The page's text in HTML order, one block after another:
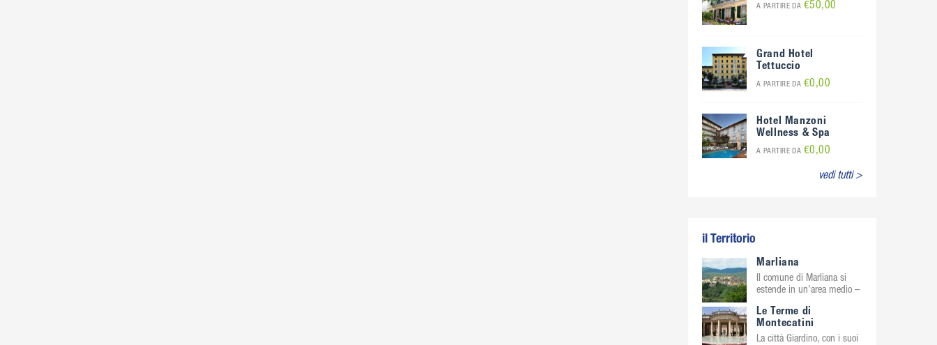
A PARTIRE DA €50,00
Grand Hotel
Tettuccio
A PARTIRE DA €0,00
Hotel Manzoni
Wellness & Spa
A PARTIRE DA €0,00
vedi tutti >
il Territorio
Marliana
Il comune di Marliana si
estende in un’area medio –
Le Terme di
Montecatini
La città Giardino, con i suoi